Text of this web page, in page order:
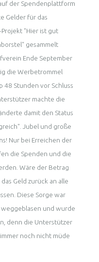
der Spendenplattform
Gelder für das
"Hier ist gut
gesammelt
Ende September
die Werbetrommel
48 Stunden vor Schluss
machte die
damit den Status
Jubel und große
Nur bei Erreichen der
die Spenden und die
Wäre der Betrag
Geld zurück an alle
Diese Sorge war
und wurde
denn die Unterstützer
noch nicht müde